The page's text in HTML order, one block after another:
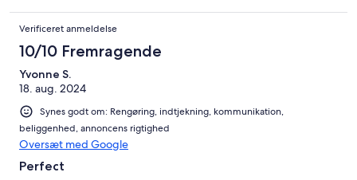
Verificeret anmeldelse
10/10 Fremragende
Yvonne S.
18. aug. 2024
Synes godt om: Rengøring, indtjekning, kommunikation,
beliggenhed, annoncens rigtighed
Oversæt med Google
Perfect